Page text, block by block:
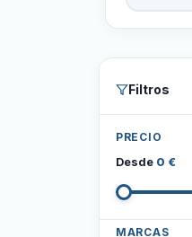
Filtros
PRECIO
Desde 0 €
MARCAS